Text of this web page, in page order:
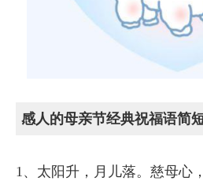
感人的母亲节经典祝福语简
1、太阳升，月儿落。慈母心